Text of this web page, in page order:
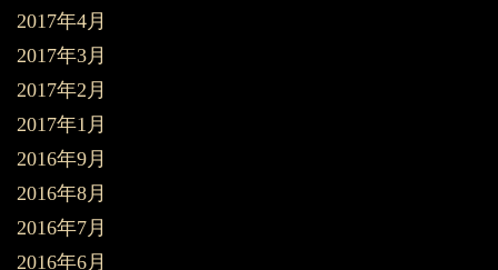
2017年4月
2017年3月
2017年2月
2017年1月
2016年9月
2016年8月
2016年7月
2016年6月